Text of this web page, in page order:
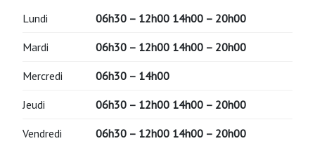
Lundi 06h30 – 12h00 14h00 – 20h00
Mardi 06h30 – 12h00 14h00 – 20h00
Mercredi 06h30 – 14h00
Jeudi 06h30 – 12h00 14h00 – 20h00
Vendredi 06h30 – 12h00 14h00 – 20h00